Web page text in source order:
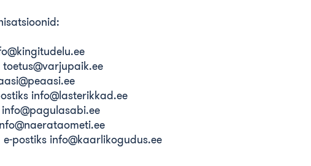
info@lasterikkad.ee
postiks info@kaarlikogudus.ee